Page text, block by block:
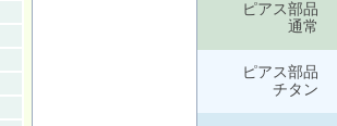
ピアス部品
通常
ピアス部品
チタン